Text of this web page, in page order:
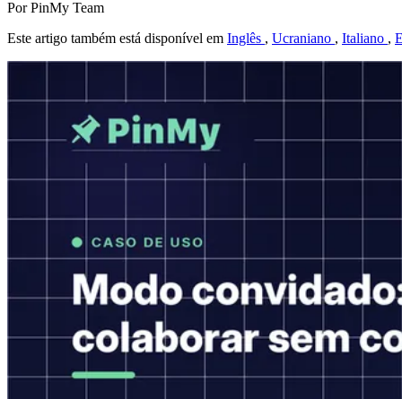
Por PinMy Team
Este artigo também está disponível em Inglês , Ucraniano , Italiano ,